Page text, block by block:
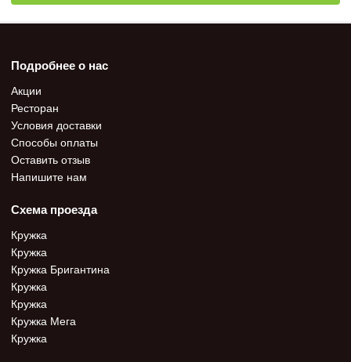
Подробнее о нас
Акции
Ресторан
Условия доставки
Способы оплаты
Оставить отзыв
Напишите нам
Схема проезда
Кружка
Кружка
Кружка Бригантина
Кружка
Кружка
Кружка Мега
Кружка